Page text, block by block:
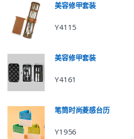
美容修甲套装
Y4115
美容修甲套装
Y4161
笔筒时尚菱感台历
Y1956